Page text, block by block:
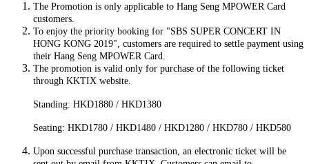
The Promotion is only applicable to Hang Seng MPOWER Card
customers.
To enjoy the priority booking for "SBS SUPER CONCERT IN
HONG KONG 2019", customers are required to settle payment using
their Hang Seng MPOWER Card.
The promotion is valid only for purchase of the following ticket
through KKTIX website.
Standing: HKD1880 / HKD1380
Seating: HKD1780 / HKD1480 / HKD1280 / HKD780 / HKD580
Upon successful purchase transaction, an electronic ticket will be